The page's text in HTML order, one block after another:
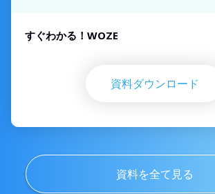
すぐわかる！WOZE
資料ダウンロード
資料を全て見る